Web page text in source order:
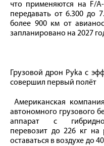
что применяются на F/
передавать от 6.300 до
более 900 км от
запланировано на 2027
Грузовой дрон Pyka с
совершил первый полёт
Американская
автономного грузового
аппарат с гибридно-
перевозит до 226 кг
оставаться в воздухе до